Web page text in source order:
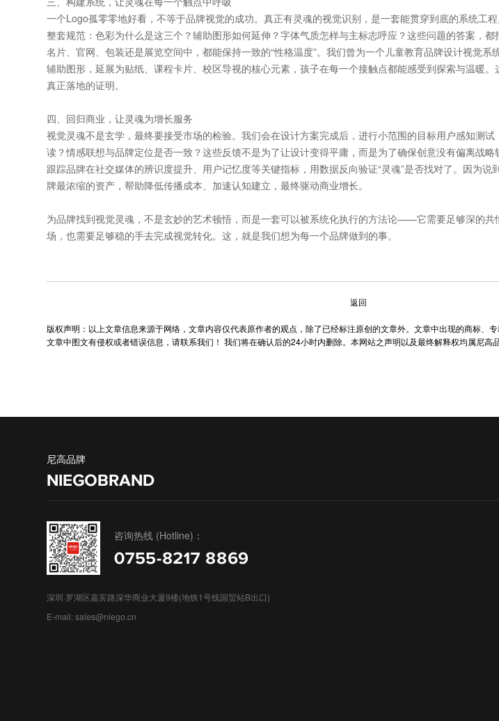
一个Logo孤零零地好看，不等于品牌视觉的成功。真正有灵魂的视觉识别，是一套能贯穿到底的系统工
整套规范：色彩为什么是这三个？辅助图形如何延伸？字体气质怎样与主标志呼应？这些问题的答案，
名片、官网、包装还是展览空间中，都能保持一致的“性格温度”。我们曾为一个儿童教育品牌设计视觉系
辅助图形，延展为贴纸、课程卡片、校区导视的核心元素，孩子在每一个接触点都能感受到探索与温暖
真正落地的证明。
四、回归商业，让灵魂为增长服务
视觉灵魂不是玄学，最终要接受市场的检验。我们会在设计方案完成后，进行小范围的目标用户感知测
读？情感联想与品牌定位是否一致？这些反馈不是为了让设计变得平庸，而是为了确保创意没有偏离战
跟踪品牌在社交媒体的辨识度提升、用户记忆度等关键指标，用数据反向验证“灵魂”是否找对了。因为
牌最浓缩的资产，帮助降低传播成本、加速认知建立，最终驱动商业增长。
为品牌找到视觉灵魂，不是玄妙的艺术顿悟，而是一套可以被系统化执行的方法论——它需要足够深的共
场，也需要足够稳的手去完成视觉转化。这，就是我们想为每一个品牌做到的事。
返回
版权声明：以上文章信息来源于网络，文章内容仅代表原作者的观点，除了已经标注原创的文章外。文章中出现的商标、
文章中图文有侵权或者错误信息，请联系我们！ 我们将在确认后的24小时内删除。本网站之声明以及最终解释权均属尼高
尼高品牌
NIEGOBRAND
咨询热线 (Hotline)：
0755-8217 8869
深圳·罗湖区嘉宾路深华商业大厦9楼(地铁1号线国贸站B出口)
E-mail: sales@niego.cn